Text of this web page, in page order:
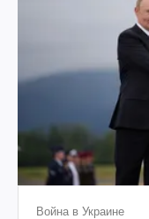
Война в Украине